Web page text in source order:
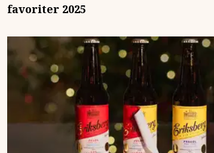
favoriter 2025